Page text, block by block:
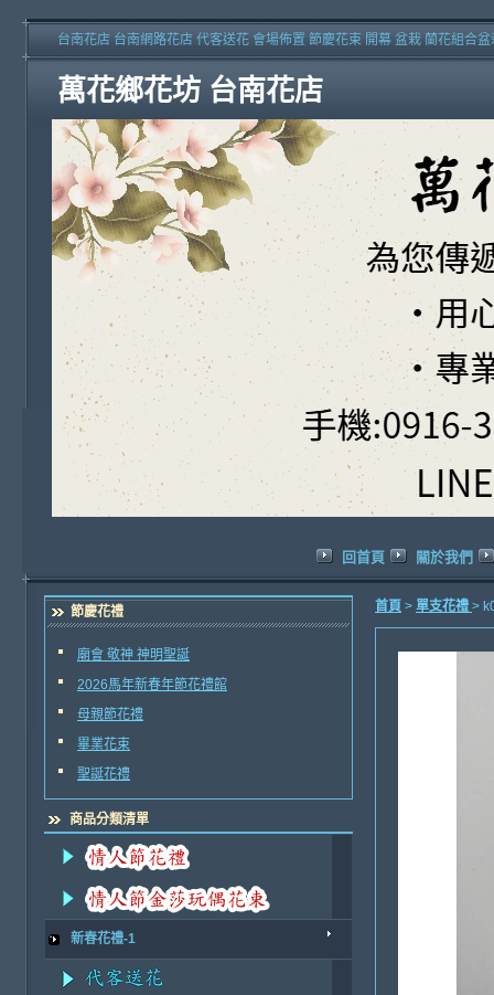
萬花鄉花坊 台南花店
台南花店 台南網路花店 代客送花 會場佈置 節慶花束 開幕 盆栽 蘭花組合
回首頁 關於我們
節慶花禮
廟會 敬神 神明聖誕
2026馬年新春年節花禮館
母親節花禮
畢業花束
聖誕花禮
商品分類清單
新春花禮-1
首頁 > 單支花禮 >